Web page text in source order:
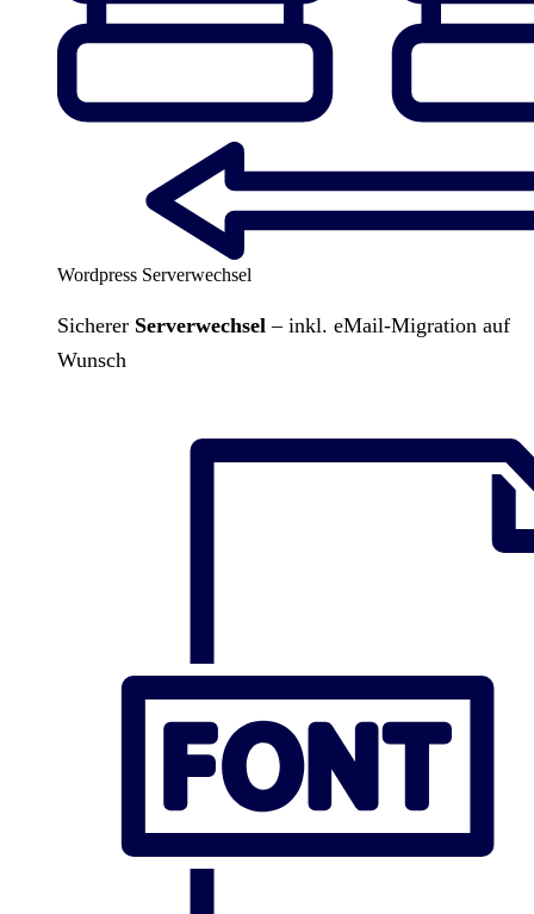
Wordpress Serverwechsel
Sicherer Serverwechsel – inkl. eMail-Migration auf
Wunsch